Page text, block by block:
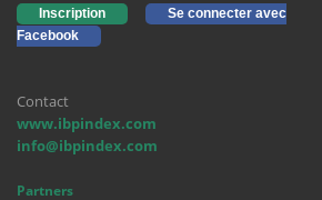
Inscription
Se connecter avec
Facebook
Contact
www.ibpindex.com
info@ibpindex.com
Partners